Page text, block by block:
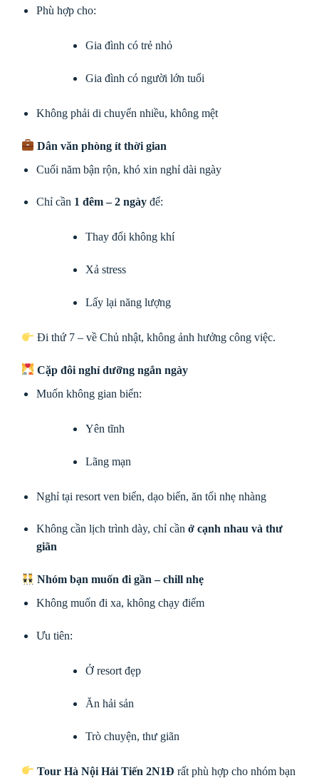
Phù hợp cho:
Gia đình có trẻ nhỏ
Gia đình có người lớn tuổi
Không phải di chuyển nhiều, không mệt
Dân văn phòng ít thời gian
Cuối năm bận rộn, khó xin nghỉ dài ngày
Chỉ cần 1 đêm – 2 ngàyđể:
Thay đổi không khí
Xả stress
Lấy lại năng lượng
Đi thứ 7 – về Chủ nhật, không ảnh hưởng công việc.
Cặp đôi nghỉ dưỡng ngắn ngày
Muốn không gian biển:
Yên tĩnh
Lãng mạn
Nghỉ tại resort ven biển, dạo biển, ăn tối nhẹ nhàng
Không cần lịch trình dày, chỉ cần ở cạnh nhau và thư
giãn
Nhóm bạn muốn đi gần – chill nhẹ
Không muốn đi xa, không chạy điểm
Ưu tiên:
Ở resort đẹp
Ăn hải sản
Trò chuyện, thư giãn
Tour Hà Nội Hải Tiến 2N1Đ rất phù hợp cho nhóm bạn